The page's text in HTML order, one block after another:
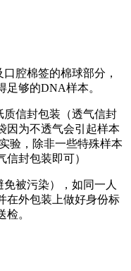
腔棉签的棉球部分，
足够的DNA样本。
质信封包装（透气信封
因为不透气会引起样本
验，除非一些特殊样本
封包装即可）
被污染），如同一人
在外包装上做好身份标
。